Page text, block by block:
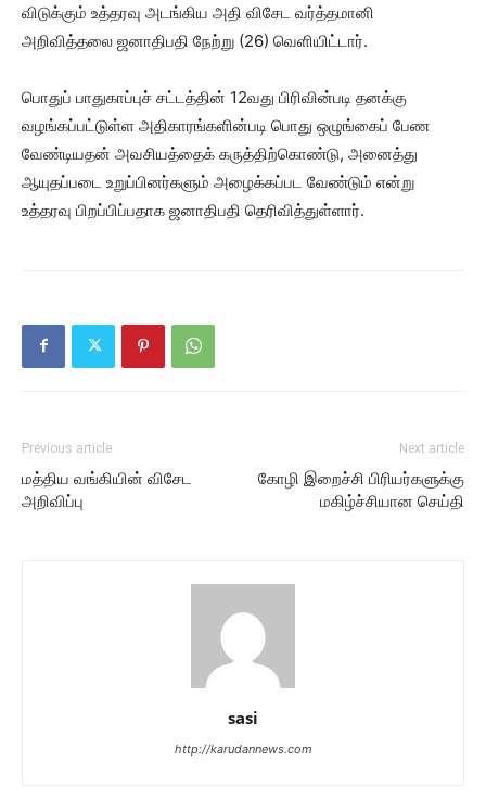
விடுக்கும் உத்தரவு அடங்கிய அதி விசேட வர்த்தமானி
அறிவித்தலை ஜனாதிபதி நேற்று (26) வெளியிட்டார்.
பொதுப் பாதுகாப்புச் சட்டத்தின் 12வது பிரிவின்படி தனக்கு
வழங்கப்பட்டுள்ள அதிகாரங்களின்படி பொது ஒழுங்கைப் பேண
வேண்டியதன் அவசியத்தைக் கருத்திற்கொண்டு, அனைத்து
ஆயுதப்படை உறுப்பினர்களும் அழைக்கப்பட வேண்டும் என்று
உத்தரவு பிறப்பிப்பதாக ஜனாதிபதி தெரிவித்துள்ளார்.
Previous article
மத்திய வங்கியின் விசேட
அறிவிப்பு
Next article
கோழி இறைச்சி பிரியர்களுக்கு
மகிழ்ச்சியான செய்தி
sasi
http://karudannews.com